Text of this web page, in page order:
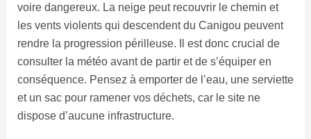
voire dangereux. La neige peut recouvrir le chemin et
les vents violents qui descendent du Canigou peuvent
rendre la progression périlleuse. Il est donc crucial de
consulter la météo avant de partir et de s’équiper en
conséquence. Pensez à emporter de l’eau, une serviette
et un sac pour ramener vos déchets, car le site ne
dispose d’aucune infrastructure.